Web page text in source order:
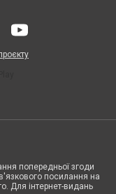
попередньої згоди
посилання на
Для інтернет-видань